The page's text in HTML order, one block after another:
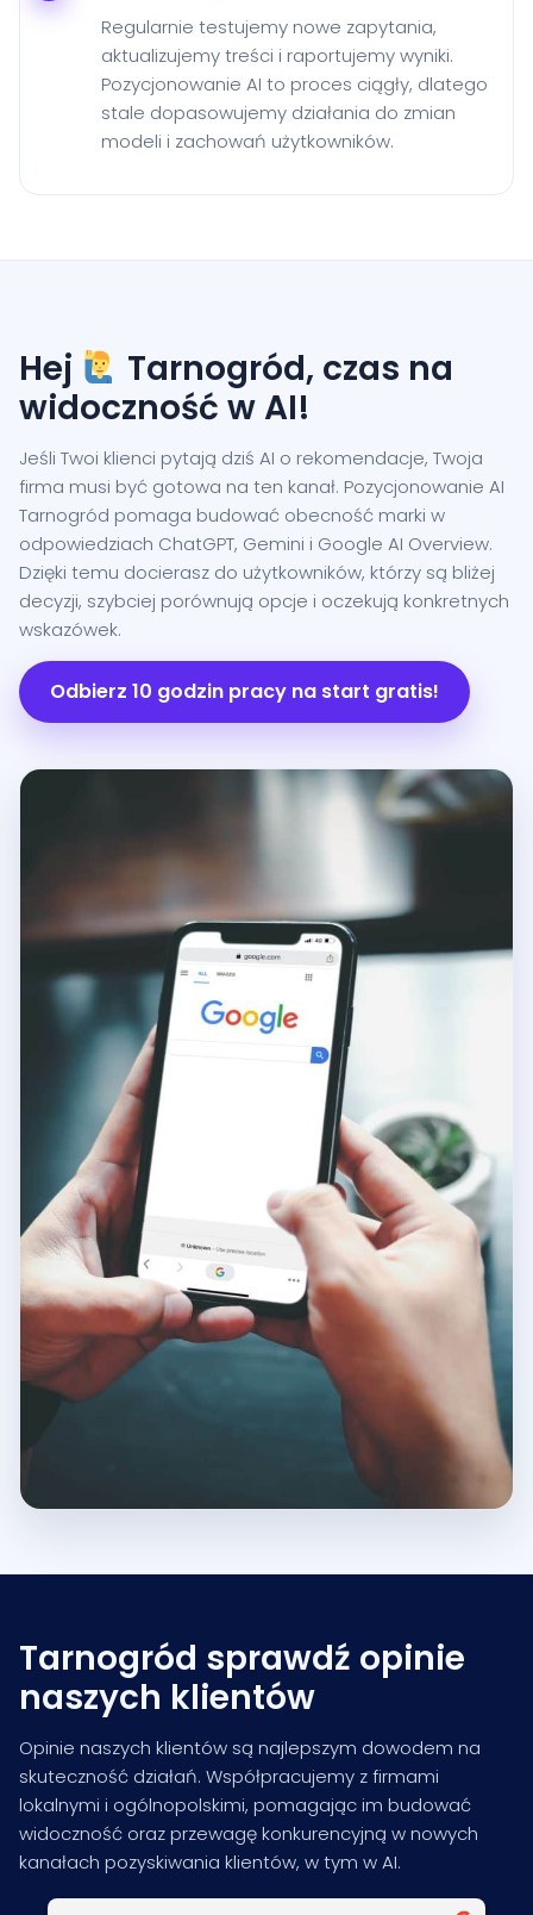
Regularnie testujemy nowe zapytania,
aktualizujemy treści i raportujemy wyniki.
Pozycjonowanie AI to proces ciągły, dlatego
stale dopasowujemy działania do zmian
modeli i zachowań użytkowników.
Hej
Tarnogród, czas na
widoczność w AI!
Jeśli Twoi klienci pytają dziś AI o rekomendacje, Twoja
firma musi być gotowa na ten kanał. Pozycjonowanie AI
Tarnogród pomaga budować obecność marki w
odpowiedziach ChatGPT, Gemini i Google AI Overview.
Dzięki temu docierasz do użytkowników, którzy są bliżej
decyzji, szybciej porównują opcje i oczekują konkretnych
wskazówek.
Odbierz 10 godzin pracy na start gratis!
Tarnogród sprawdź opinie
naszych klientów
Opinie naszych klientów są najlepszym dowodem na
skuteczność działań. Współpracujemy z firmami
lokalnymi i ogólnopolskimi, pomagając im budować
widoczność oraz przewagę konkurencyjną w nowych
kanałach pozyskiwania klientów, w tym w AI.